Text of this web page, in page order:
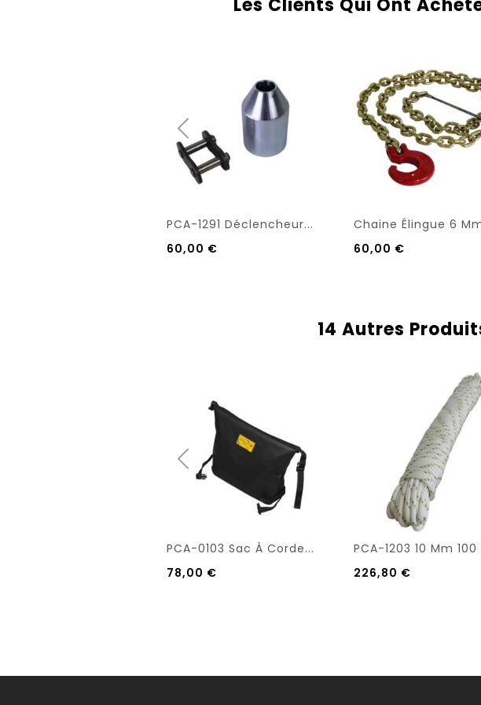
Les Clients Qui Ont
PCA-1291 Déclencheur...
60,00 €
Chaine Élingue 6
60,00 €
14 Autres
PCA-0103 Sac À Corde...
78,00 €
PCA-1203 10 Mm 100
226,80 €